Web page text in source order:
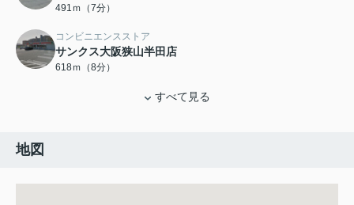
491ｍ（7分）
コンビニエンスストア
サンクス大阪狭山半田店
618ｍ（8分）
すべて見る
地図